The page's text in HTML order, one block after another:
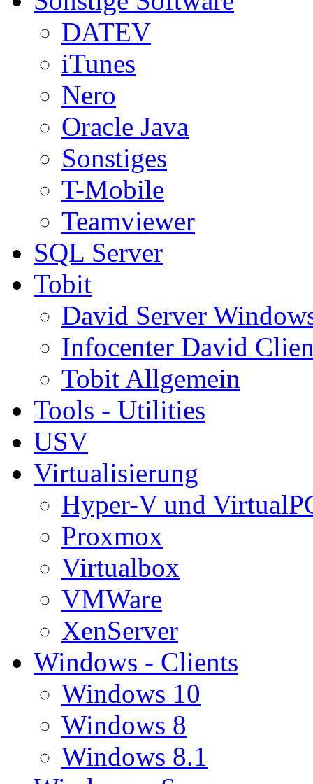
DATEV
iTunes
Nero
Oracle Java
Sonstiges
T-Mobile
Teamviewer
SQL Server
Tobit
David Server
Infocenter David
Tobit Allgemein
Tools - Utilities
USV
Virtualisierung
Hyper-V und
Proxmox
Virtualbox
VMWare
XenServer
Windows - Clients
Windows 10
Windows 8
Windows 8.1